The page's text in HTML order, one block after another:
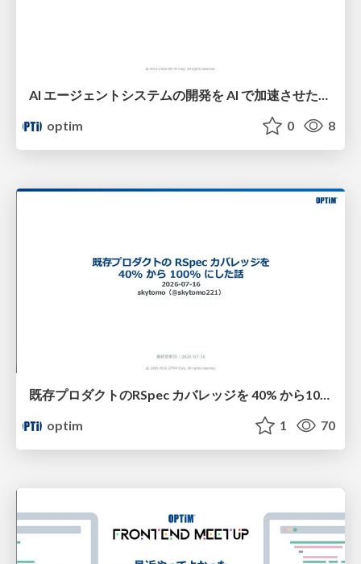
optim
0 8
既存プロダクトのRSpec カバレッジを 40% から100% にした話
optim
1 70